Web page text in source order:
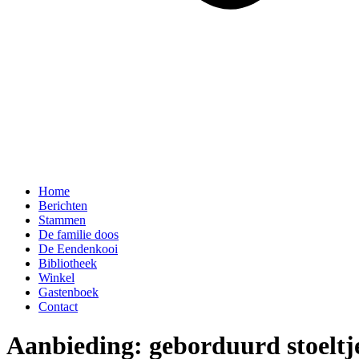
Home
Berichten
Stammen
De familie doos
De Eendenkooi
Bibliotheek
Winkel
Gastenboek
Contact
Aanbieding: geborduurd